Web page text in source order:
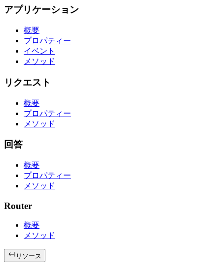
アプリケーション
概要
プロパティー
イベント
メソッド
リクエスト
概要
プロパティー
メソッド
回答
概要
プロパティー
メソッド
Router
概要
メソッド
リソース